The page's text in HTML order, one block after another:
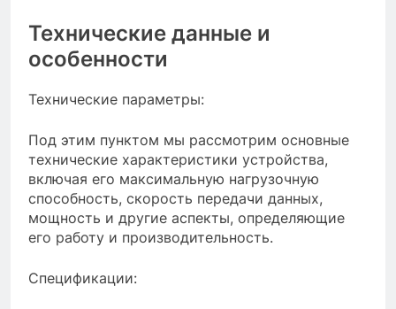
Технические данные и
особенности
Технические параметры:
Под этим пунктом мы рассмотрим основные
технические характеристики устройства,
включая его максимальную нагрузочную
способность, скорость передачи данных,
мощность и другие аспекты, определяющие
его работу и производительность.
Спецификации: